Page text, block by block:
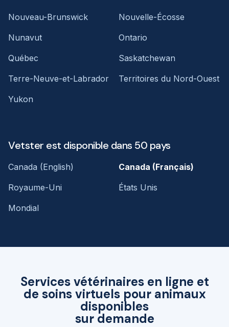
Services vétérinaires en ligne et
de soins virtuels pour animaux
disponibles
sur demande
Nouveau-Brunswick
Nouvelle-Écosse
Nunavut
Ontario
Québec
Saskatchewan
Terre-Neuve-et-Labrador
Territoires du Nord-Ouest
Yukon
Vetster est disponible dans 50 pays
Canada (English)
Canada (Français)
Royaume-Uni
États Unis
Mondial